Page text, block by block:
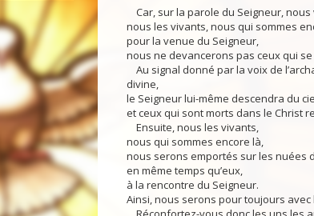
Car, sur la parole du Seigneur, nous
nous les vivants, nous qui sommes
pour la venue du Seigneur,
nous ne devancerons pas ceux qui
Au signal donné par la voix de
divine,
le Seigneur lui-même descendra du
et ceux qui sont morts dans le Christ
Ensuite, nous les vivants,
nous qui sommes encore là,
nous serons emportés sur les nuées
en même temps qu’eux,
à la rencontre du Seigneur.
Ainsi, nous serons pour toujours avec